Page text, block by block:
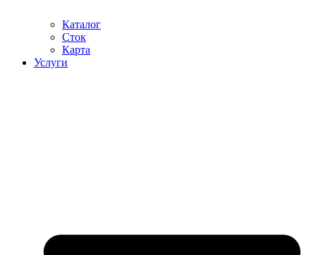
Каталог
Сток
Карта
Услуги